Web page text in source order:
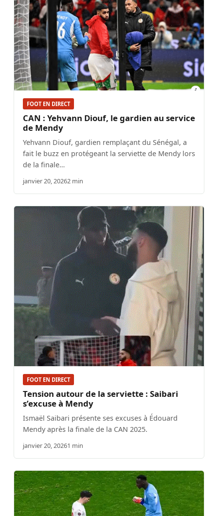
FOOT EN DIRECT
CAN : Yehvann Diouf, le gardien au service
de Mendy
Yehvann Diouf, gardien remplaçant du Sénégal, a
fait le buzz en protégeant la serviette de Mendy lors
de la finale…
janvier 20, 20262 min
FOOT EN DIRECT
Tension autour de la serviette : Saibari
s’excuse à Mendy
Ismaël Saibari présente ses excuses à Édouard
Mendy après la finale de la CAN 2025.
janvier 20, 20261 min